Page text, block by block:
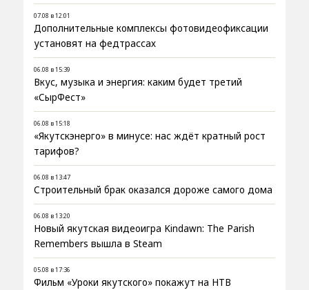
07.08 в 12:01
Дополнительные комплексы фотовидеофиксации
установят на федтрассах
06.08 в 15:39
Вкус, музыка и энергия: каким будет третий
«СырФест»
06.08 в 15:18
«Якутскэнерго» в минусе: нас ждёт кратный рост
тарифов?
06.08 в 13:47
Строительный брак оказался дороже самого дома
06.08 в 13:20
Новый якутская видеоигра Kindawn: The Parish
Remembers вышла в Steam
05.08 в 17:36
Фильм «Уроки якутского» покажут на НТВ